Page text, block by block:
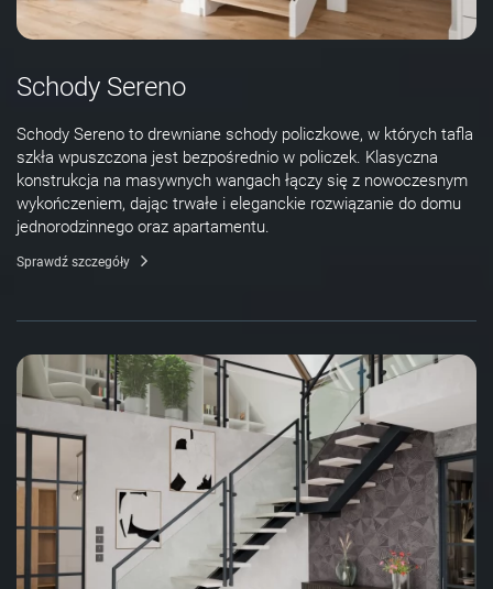
Schody Sereno
Schody Sereno to drewniane schody policzkowe, w których tafla
szkła wpuszczona jest bezpośrednio w policzek. Klasyczna
konstrukcja na masywnych wangach łączy się z nowoczesnym
wykończeniem, dając trwałe i eleganckie rozwiązanie do domu
jednorodzinnego oraz apartamentu.
Sprawdź szczegóły